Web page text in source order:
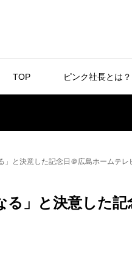
TOP ピンク社長とは？
」と決意した記念日＠広島ホームテ
る」と決意した